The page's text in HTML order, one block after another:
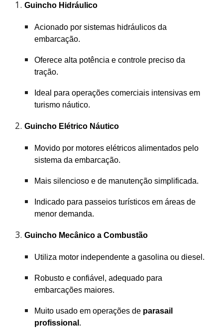
Guincho Hidráulico
Acionado por sistemas hidráulicos da
embarcação.
Oferece alta potência e controle preciso da
tração.
Ideal para operações comerciais intensivas em
turismo náutico.
Guincho Elétrico Náutico
Movido por motores elétricos alimentados pelo
sistema da embarcação.
Mais silencioso e de manutenção simplificada.
Indicado para passeios turísticos em áreas de
menor demanda.
Guincho Mecânico a Combustão
Utiliza motor independente a gasolina ou diesel.
Robusto e confiável, adequado para
embarcações maiores.
Muito usado em operações de parasail
profissional .